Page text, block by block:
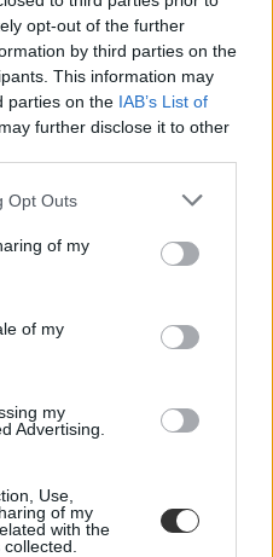
opt-out of the further
by third parties on the
This information may
parties on the IAB’s List of
further disclose it to other
Opt Outs
of my
of my
my
Advertising.
Use,
of my
with the